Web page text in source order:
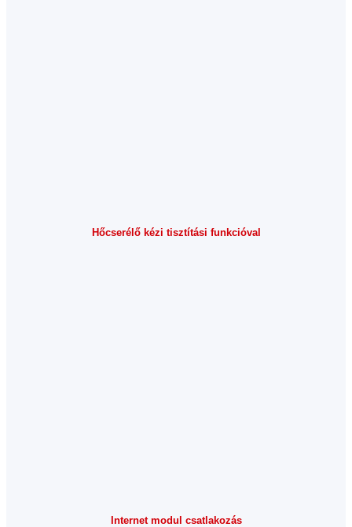
Hőcserélő kézi tisztítási funkcióval
Internet modul csatlakozás